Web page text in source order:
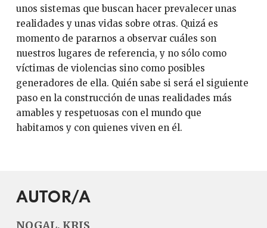
unos sistemas que buscan hacer prevalecer unas
realidades y unas vidas sobre otras. Quizá es
momento de pararnos a observar cuáles son
nuestros lugares de referencia, y no sólo como
víctimas de violencias sino como posibles
generadores de ella. Quién sabe si será el siguiente
paso en la construcción de unas realidades más
amables y respetuosas con el mundo que
habitamos y con quienes viven en él.
AUTOR/A